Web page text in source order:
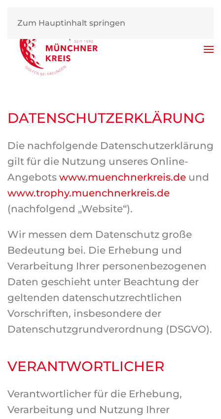
Zum Hauptinhalt springen
DATENSCHUTZERKLÄRUNG
Die nachfolgende Datenschutzerklärung
gilt für die Nutzung unseres Online-
Angebots www.muenchnerkreis.de und
www.trophy.muenchnerkreis.de
(nachfolgend „Website“).
Wir messen dem Datenschutz große
Bedeutung bei. Die Erhebung und
Verarbeitung Ihrer personenbezogenen
Daten geschieht unter Beachtung der
geltenden datenschutzrechtlichen
Vorschriften, insbesondere der
Datenschutzgrundverordnung (DSGVO).
VERANTWORTLICHER
Verantwortlicher für die Erhebung,
Verarbeitung und Nutzung Ihrer